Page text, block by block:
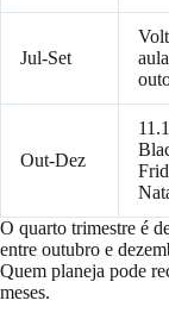
Jul-Set
Out-Dez
O quarto trimestre é
entre outubro e
Quem planeja pode
meses.